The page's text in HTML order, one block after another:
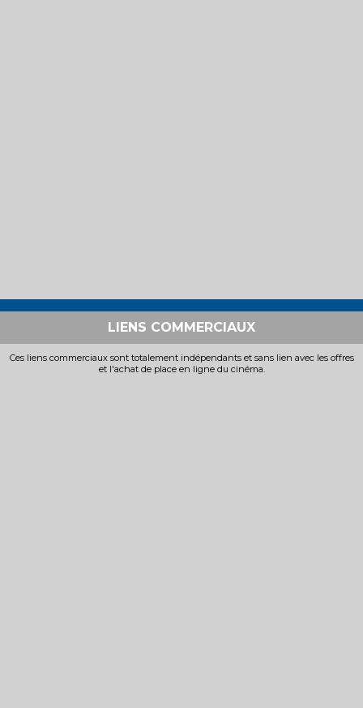
LIENS COMMERCIAUX
Ces liens commerciaux sont totalement indépendants et sans lien avec les offres
et l'achat de place en ligne du cinéma.